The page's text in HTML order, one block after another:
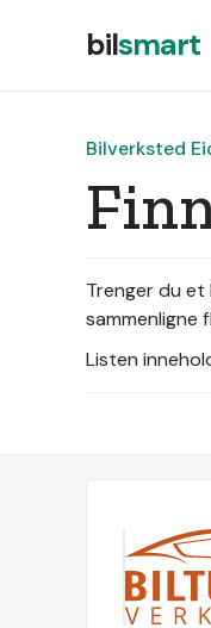
bilsmart
Bilverksted
Trenger du et
sammenligne
Listen